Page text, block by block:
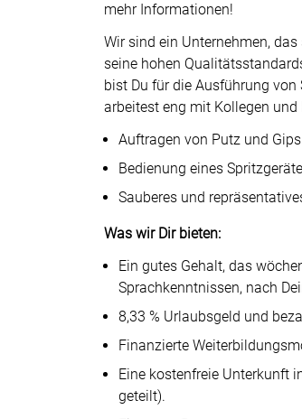
mehr Informationen!
Wir sind ein Unternehmen,
seine hohen
bist Du für die Ausführung
arbeitest eng mit Kollegen
Auftragen von Putz und
Bedienung eines
Sauberes und
Was wir Dir bieten:
Ein gutes Gehalt, das
Sprachkenntnissen, nach
8,33 % Urlaubsgeld und
Finanzierte
Eine kostenfreie Unterkunft
geteilt).